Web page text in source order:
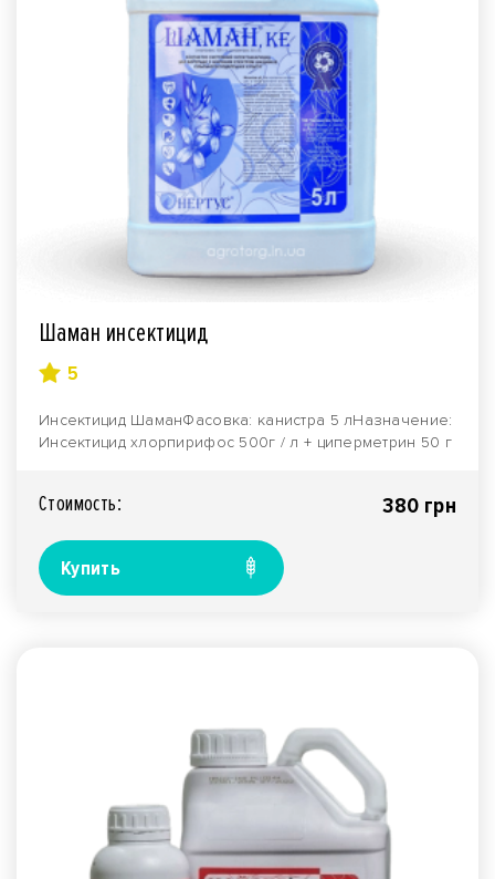
Шаман инсектицид
5
Инсектицид ШаманФасовка: канистра 5 лНазначение:
Инсектицид хлорпирифос 500г / л + циперметрин 50 г
Стоимость: 380 грн
Купить